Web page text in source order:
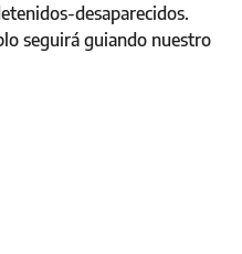
desaparecidos.
seguirá guiando nuestro